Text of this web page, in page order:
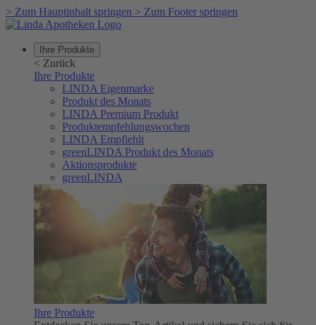
> Zum Hauptinhalt springen > Zum Footer springen
Ihre Produkte
< Zurück
Ihre Produkte
LINDA Eigenmarke
Produkt des Monats
LINDA Premium Produkt
Produktempfehlungswochen
LINDA Empfiehlt
greenLINDA Produkt des Monats
Aktionsprodukte
greenLINDA
Ihre Produkte